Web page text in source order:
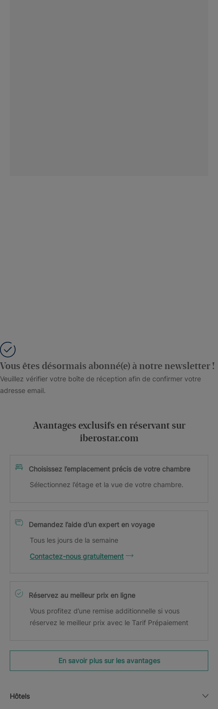
Vous êtes désormais abonné(e) à notre newsletter !
Veuillez vérifier votre boîte de réception afin de confirmer votre
adresse email.
Avantages exclusifs en réservant sur
iberostar.com
Choisissez l’emplacement précis de votre chambre
Sélectionnez l’étage et la vue de votre chambre.
Demandez l’aide d’un expert en voyage
Tous les jours de la semaine
Contactez-nous gratuitement
Réservez au meilleur prix en ligne
Vous profitez d’une remise additionnelle si vous
réservez le meilleur prix avec le Tarif Prépaiement
En savoir plus sur les avantages
Hôtels